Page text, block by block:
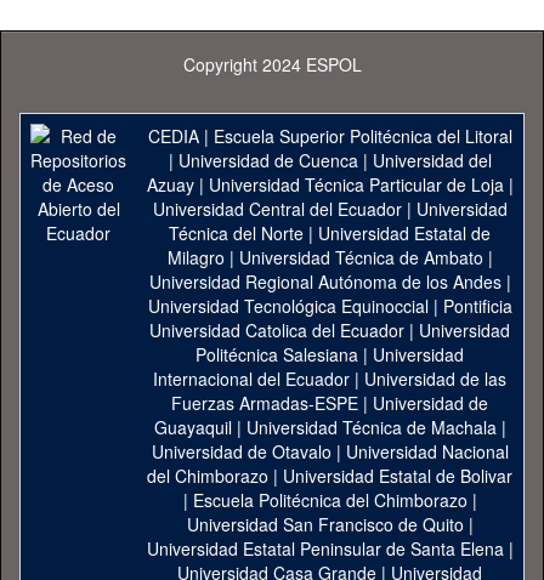
Copyright 2024 ESPOL
CEDIA| Escuela Superior Politécnica del Litoral
| Universidad de Cuenca| Universidad del
Azuay| Universidad Técnica Particular de Loja|
Universidad Central del Ecuador| Universidad
Técnica del Norte | Universidad Estatal de
Milagro | Universidad Técnica de Ambato |
Universidad Regional Autónoma de los Andes|
Universidad Tecnológica Equinoccial| Pontificia
Universidad Catolica del Ecuador | Universidad
Politécnica Salesiana | Universidad
Internacional del Ecuador | Universidad de las
Fuerzas Armadas-ESPE | Universidad de
Guayaquil| Universidad Técnica de Machala|
Universidad de Otavalo | Universidad Nacional
del Chimborazo | Universidad Estatal de Bolivar
| Escuela Politécnica del Chimborazo |
Universidad San Francisco de Quito |
Universidad Estatal Peninsular de Santa Elena|
Universidad Casa Grande | Universidad